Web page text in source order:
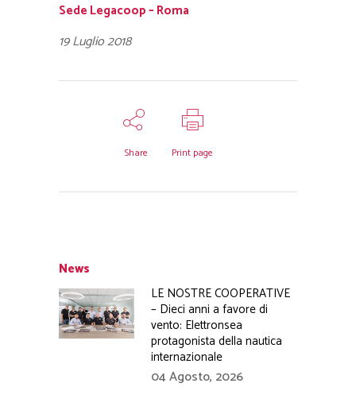
Sede Legacoop – Roma
19 Luglio 2018
Share Print page
News
LE NOSTRE COOPERATIVE
– Dieci anni a favore di
vento: Elettronsea
protagonista della nautica
internazionale
04 Agosto, 2026